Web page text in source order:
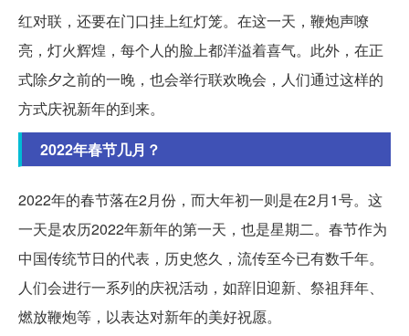
红对联，还要在门口挂上红灯笼。在这一天，鞭炮声嘹
亮，灯火辉煌，每个人的脸上都洋溢着喜气。此外，在正
式除夕之前的一晚，也会举行联欢晚会，人们通过这样的
方式庆祝新年的到来。
2022年春节几月？
2022年的春节落在2月份，而大年初一则是在2月1号。这
一天是农历2022年新年的第一天，也是星期二。春节作为
中国传统节日的代表，历史悠久，流传至今已有数千年。
人们会进行一系列的庆祝活动，如辞旧迎新、祭祖拜年、
燃放鞭炮等，以表达对新年的美好祝愿。